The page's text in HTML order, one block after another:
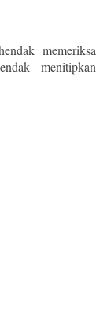
memeriksa
menitipkan